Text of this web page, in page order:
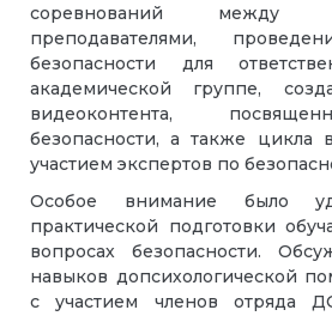
соревнований между
преподавателями,
безопасности для
академической группе,
видеоконтента,
безопасности, а также цикла
участием экспертов по
Особое внимание было
практической подготовки
вопросах безопасности.
навыков допсихологической
с участием членов отряда